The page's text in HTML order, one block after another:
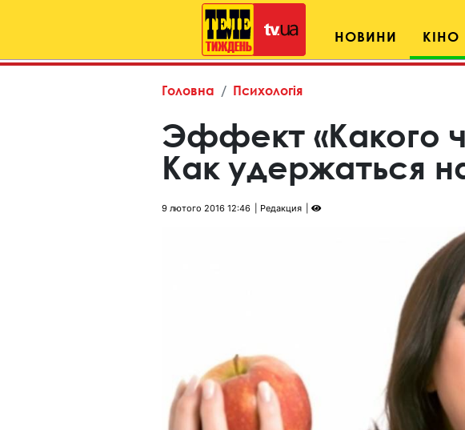
НОВИНИ КІНО
Головна Психологія
Эффект «Какого
Как удержаться
9 лютого 2016 12:46 Редакция